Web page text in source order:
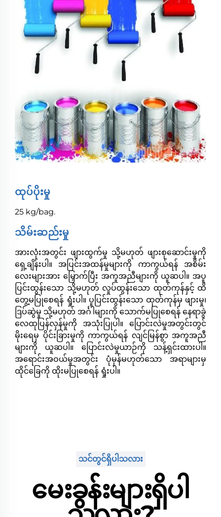
ထုပ်ပိုးမှု
25 kg/bag.
သိမ်းဆည်းမှု
အားလုံးအတွင်း ဖျားထွက်မှု သို့မဟုတ် ဖျားစုဆောင်းမှုကို
ရှေ့ချိန်းပါ။ အပြင်းအထန်မှုများကို ကာကွယ်ရန် အစိမ်း
လေးများအား မြှောက်ပြီး အကူအညီများကို ယူဆပါ။ အပူ
ပြင်းထွန်းသော သို့မဟုတ် လှုပ်ထွန်းသော ထုတ်ကုန်နှင့် ထိ
တွေ့မပြုစေရန် ရှုံးပါ။ ပူပြင်းထွန်းသော ထုတ်ကုန်မှ ဖျားမှု၊
ဒြပ်ဆွဲမှု သို့မဟုတ် အင်္ဂါများကို သောက်မပြုစေရန် နေရာခွဲ
လေထုပြန်လှန်မှုကို အသုံးပြုပါ။ ပြောင်းလဲမှုအတွင်းတွင်
မိုးရေမှ ပိုင်းခြားမှုကို ကာကွယ်ရန် လျင်မြန်စွာ အကူအညီ
များကို ယူဆပါ။ ပြောင်းလဲမှုယာဉ်ကို သန့်ရှင်းထားပါ။
အရောင်းအဝယ်မှုအတွင်း ပုံမှန်မဟုတ်သော အရာများမှ
ထိုင်ခြေကို ထိုးမပြုစေရန် ရှုံးပါ။
သင်တွင်ရှိပါသလား
မေးခွန်းများရှိပါ